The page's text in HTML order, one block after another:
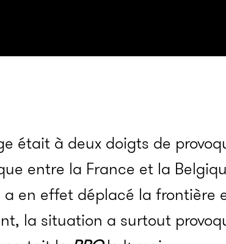
était à deux doigts de
entre la France et la
a en effet déplacé la frontière
la situation a surtout